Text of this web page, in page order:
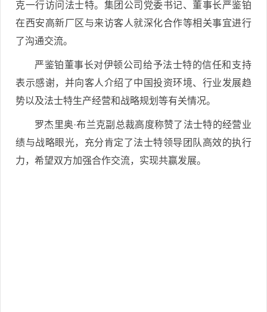
克一行访问法士特。集团公司党委书记、董事长严鉴铂
在西安高新厂区与来访客人就深化合作等相关事宜进行
了沟通交流。
严鉴铂董事长对伊顿公司给予法士特的信任和支持
表示感谢，并向客人介绍了中国投资环境、行业发展趋
势以及法士特生产经营和战略规划等有关情况。
罗杰里奥·布兰克副总裁高度称赞了法士特的经营业
绩与战略眼光，充分肯定了法士特领导团队高效的执行
力，希望双方加强合作交流，实现共赢发展。